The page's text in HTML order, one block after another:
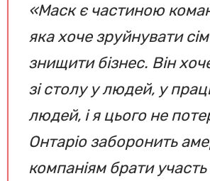
«Маск є частиною
яка хоче зруйнувати
знищити бізнес. Він
зі столу у людей, у
людей, і я цього не
Онтаріо заборонить
компаніям брати участь